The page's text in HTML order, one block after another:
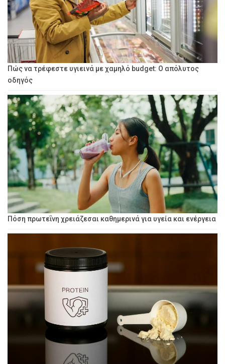
Πώς να τρέφεστε υγιεινά με χαμηλό budget: Ο απόλυτος
οδηγός
Πόση πρωτεΐνη χρειάζεσαι καθημερινά για υγεία και ενέργεια